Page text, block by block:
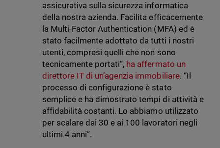
assicurativa sulla sicurezza informatica
della nostra azienda. Facilita efficacemente
la Multi-Factor Authentication (MFA) ed è
stato facilmente adottato da tutti i nostri
utenti, compresi quelli che non sono
tecnicamente portati”, ha affermato un
direttore IT di un’agenzia immobiliare. “Il
processo di configurazione è stato
semplice e ha dimostrato tempi di attività e
affidabilità costanti. Lo abbiamo utilizzato
per scalare dai 30 e ai 100 lavoratori negli
ultimi 4 anni”.